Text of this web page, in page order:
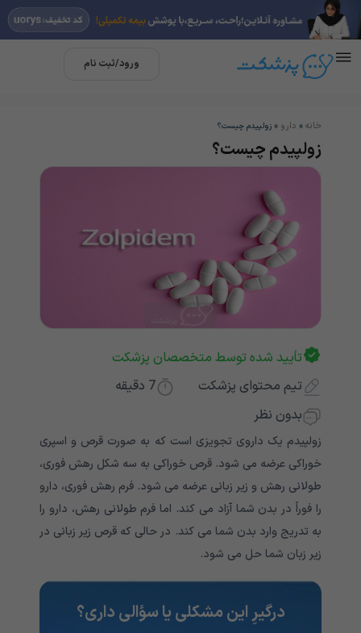
ورود/ثبت نام
خانه » دارو » زولپیدم چیست؟
زولپیدم چیست؟
تأیید شده توسط متخصصان پزشکت
تیم محتوای پزشکت
7 دقیقه
بدون نظر
زولپیدم یک داروی تجویزی است که به صورت قرص و اسپری
خوراکی عرضه می شود. قرص خوراکی به سه شکل رهش فوری،
طولانی رهش و زیر زبانی عرضه می شود. فرم رهش فوری، دارو
را فوراً در بدن شما آزاد می کند. اما فرم طولانی رهش، دارو را
به تدریج وارد بدن شما می کند. در حالی که قرص زیر زبانی در
زیر زبان شما حل می شود.
درگیرِ این مشکلی یا سؤالی داری؟